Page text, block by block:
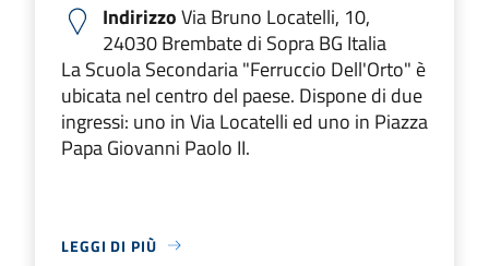
IndirizzoVia Bruno Locatelli, 10,
24030 Brembate di Sopra BG Italia
La Scuola Secondaria "Ferruccio Dell'Orto" è
ubicata nel centro del paese. Dispone di due
ingressi: uno in Via Locatelli ed uno in Piazza
Papa Giovanni Paolo II.
LEGGI DI PIÙ